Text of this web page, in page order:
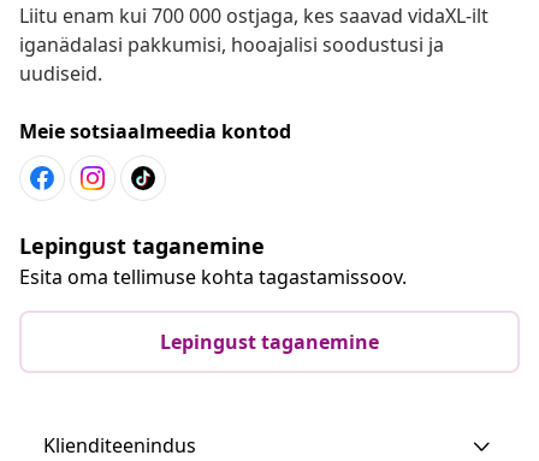
Liitu enam kui 700 000 ostjaga, kes saavad vidaXL-ilt
iganädalasi pakkumisi, hooajalisi soodustusi ja
uudiseid.
Meie sotsiaalmeedia kontod
Lepingust taganemine
Esita oma tellimuse kohta tagastamissoov.
Lepingust taganemine
Klienditeenindus